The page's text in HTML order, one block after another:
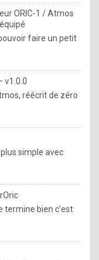
ORIC-1 / Atmos
faire un petit
v1.0.0
réécrit de zéro
simple avec
termine bien c'est